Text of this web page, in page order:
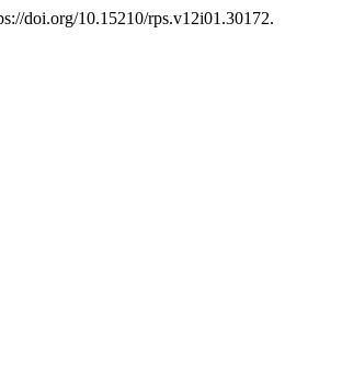
doi.org/10.15210/rps.v12i01.30172.